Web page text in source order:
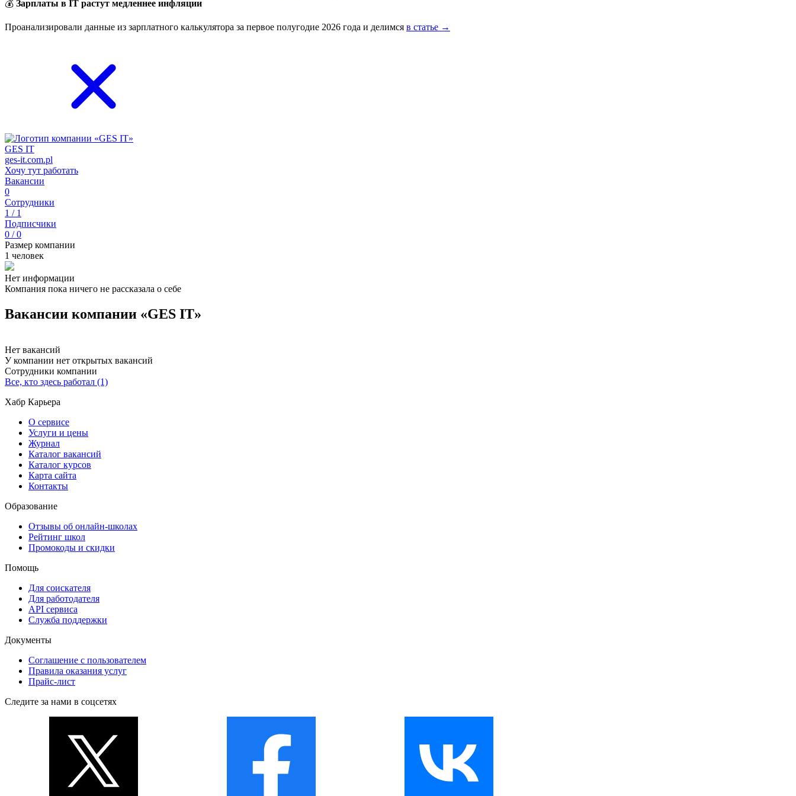
💰 Зарплаты в IT растут медленнее инфляции
Проанализировали данные из зарплатного калькулятора за первое полугодие 2026 года и делимся в статье →
GES IT
ges-it.com.pl
Хочу тут работать
Вакансии
0
Сотрудники
1 / 1
Подписчики
0 / 0
Размер компании
1 человек
Нет информации
Компания пока ничего не рассказала о себе
Вакансии компании «GES IT»
Нет вакансий
У компании нет открытых вакансий
Сотрудники компании
Все, кто здесь работал (1)
Хабр Карьера
О сервисе
Услуги и цены
Журнал
Каталог вакансий
Каталог курсов
Карта сайта
Контакты
Образование
Отзывы об онлайн-школах
Рейтинг школ
Промокоды и скидки
Помощь
Для соискателя
Для работодателя
API сервиса
Служба поддержки
Документы
Соглашение с пользователем
Правила оказания услуг
Прайс-лист
Следите за нами в соцсетях